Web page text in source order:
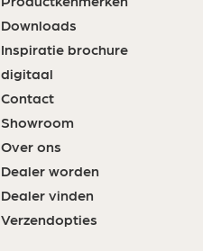
Downloads
Inspiratie brochure
digitaal
Contact
Showroom
Over ons
Dealer worden
Dealer vinden
Verzendopties